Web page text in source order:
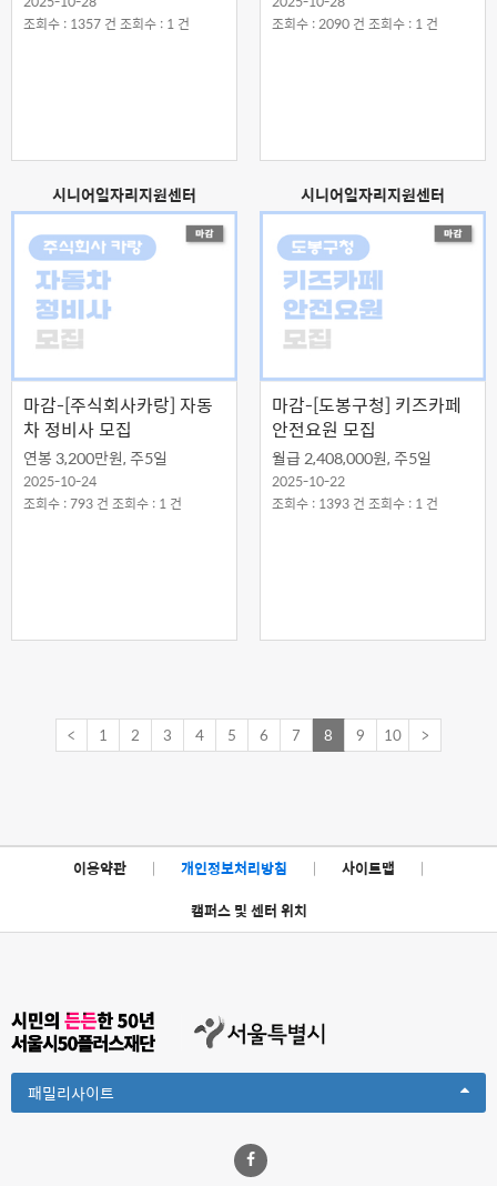
조회수 : 1357 건 조회수 : 1 건
조회수 : 2090 건 조회수 : 1 건
시니어일자리지원센터
마감-[주식회사카랑] 자동
차 정비사 모집
연봉 3,200만원, 주5일
2025-10-24
조회수 : 793 건 조회수 : 1 건
시니어일자리지원센터
마감-[도봉구청] 키즈카페
안전요원 모집
월급 2,408,000원, 주5일
2025-10-22
조회수 : 1393 건 조회수 : 1 건
< 1 2 3 4 5 6 7 8 9 10 >
이용약관 | 개인정보처리방침 | 사이트맵
|
캠퍼스 및 센터 위치
패밀리사이트Toggle
Dropdown